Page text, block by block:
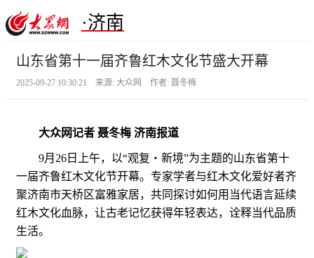
·济南
山东省第十一届齐鲁红木文化节盛大开幕
2025-09-27 10:30:21 来源: 大众网 作者: 聂冬梅
大众网记者 聂冬梅 济南报道
9月26日上午，以“观复・新境”为主题的山东省第十
一届齐鲁红木文化节开幕。专家学者与红木文化爱好者齐
聚济南市天桥区富雅家居，共同探讨如何用当代语言延续
红木文化血脉，让古老记忆获得年轻表达，诠释当代品质
生活。